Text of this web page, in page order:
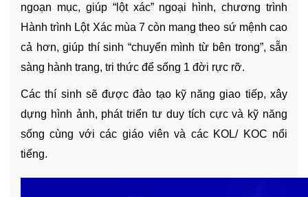
ngoạn mục, giúp “lột xác” ngoại hình, chương trình
Hành trình Lột Xác mùa 7 còn mang theo sứ mệnh cao
cả hơn, giúp thí sinh “chuyển mình từ bên trong”, sẵn
sàng hành trang, tri thức để sống 1 đời rực rỡ.
Các thí sinh sẽ được đào tạo kỹ năng giao tiếp, xây
dựng hình ảnh, phát triển tư duy tích cực và kỹ năng
sống cùng với các giáo viên và các KOL/ KOC nổi
tiếng.